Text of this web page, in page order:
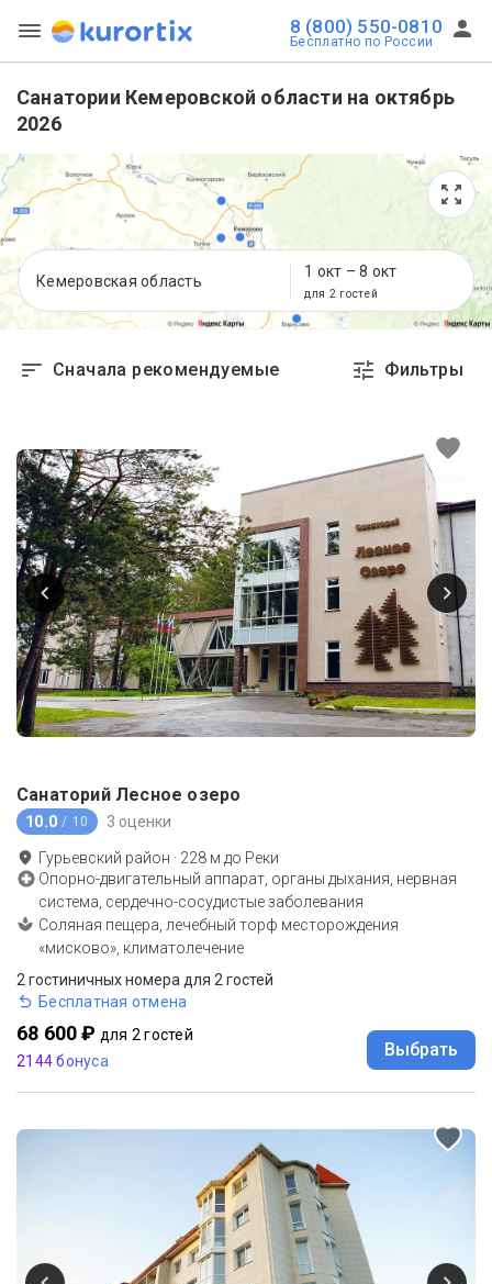
8 (800) 550-0810
Бесплатно по России
Санатории Кемеровской области на октябрь
2026
Кемеровская область
1 окт – 8 окт
для 2 гостей
Сначала рекомендуемые Фильтры
Санаторий Лесное озеро
10.0 / 10 3 оценки
Гурьевский район · 228 м до Реки
Опорно-двигательный аппарат, органы дыхания, нервная
система, сердечно-сосудистые заболевания
Соляная пещера, лечебный торф месторождения
«мисково», климатолечение
2 гостиничных номерадля 2 гостей
Бесплатная отмена
68 600 ₽ для 2 гостей
2144 бонуса
Выбрать